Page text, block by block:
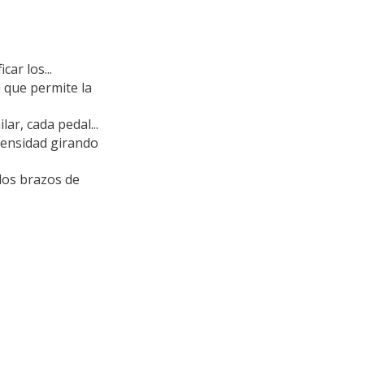
los...
que permite la
cada pedal...
girando
brazos de